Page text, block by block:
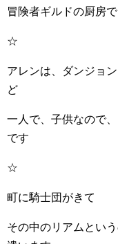
冒険者ギルドの厨房
☆
アレンは、ダンジョ
ど
一人で、子供なので
です
☆
町に騎士団がきて
その中のリアムとい